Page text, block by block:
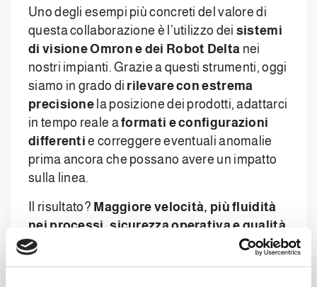
Uno degli esempi più concreti del valore di
questa collaborazione è l’utilizzo dei sistemi
di visione Omron e dei Robot Delta nei
nostri impianti. Grazie a questi strumenti, oggi
siamo in grado di rilevare con estrema
precisione la posizione dei prodotti, adattarci
in tempo reale aformati e configurazioni
differenti e correggere eventuali anomalie
prima ancora che possano avere un impatto
sulla linea.
Il risultato? Maggiore velocità, più fluidità
nei processi, sicurezza operativa e qualità
costante.